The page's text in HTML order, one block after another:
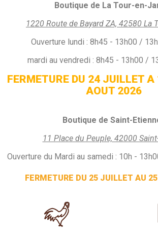
Boutique de La Tour-en-
1220 Route de Bayard ZA, 42580 La
Ouverture lundi : 8h45 - 13h00 /
mardi au vendredi : 8h45 - 13h00 /
FERMETURE DU 24 JUILLET
AOUT 2026
Boutique de Saint-
11 Place du Peuple, 42000
Ouverture du Mardi au samedi : 10h -
FERMETURE DU 25 JUILLET AU